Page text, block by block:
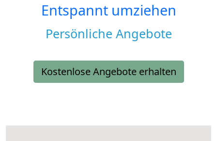
Entspannt umziehen
Persönliche Angebote
Kostenlose Angebote erhalten